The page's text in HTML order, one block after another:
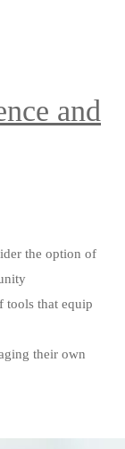
and
the option of
tools that equip
their own